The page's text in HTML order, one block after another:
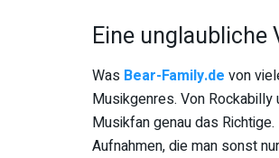
Eine
Was Bear-Family.de von
Musikgenres. Von
Musikfan genau das
Aufnahmen, die man sonst